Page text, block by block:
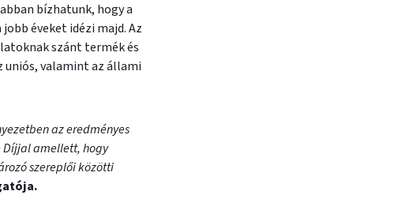
bízhatunk, hogy a
éveket idézi majd. Az
szánt termék és
valamint az állami
az eredményes
Díjjal amellett, hogy
szereplői közötti